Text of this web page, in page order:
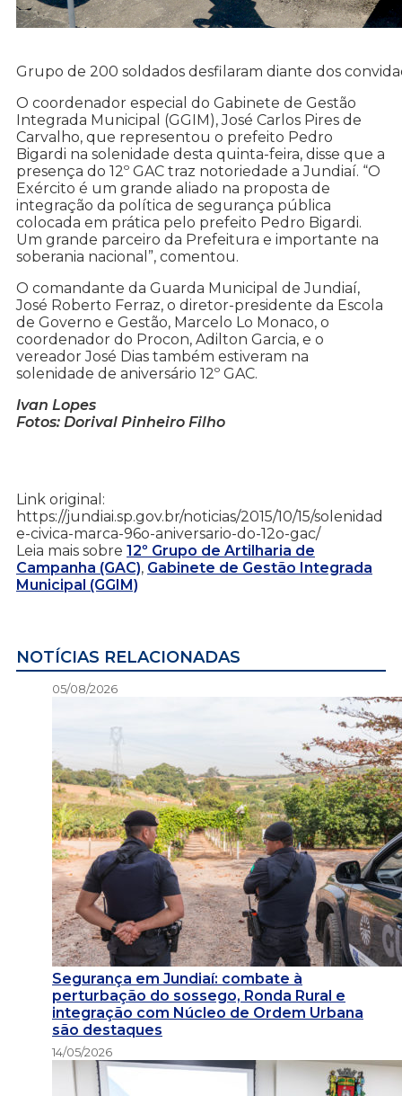
Grupo de 200 soldados desfilaram diante dos
O coordenador especial do Gabinete de Gestão
Integrada Municipal (GGIM), José Carlos Pires de
Carvalho, que representou o prefeito Pedro
Bigardi na solenidade desta quinta-feira, disse que a
presença do 12º GAC traz notoriedade a Jundiaí. “O
Exército é um grande aliado na proposta de
integração da política de segurança pública
colocada em prática pelo prefeito Pedro Bigardi.
Um grande parceiro da Prefeitura e importante na
soberania nacional”, comentou.
O comandante da Guarda Municipal de Jundiaí,
José Roberto Ferraz, o diretor-presidente da Escola
de Governo e Gestão, Marcelo Lo Monaco, o
coordenador do Procon, Adilton Garcia, e o
vereador José Dias também estiveram na
solenidade de aniversário 12º GAC.
Ivan Lopes
Fotos: Dorival Pinheiro Filho
Link original:
https://jundiai.sp.gov.br/noticias/2015/10/15/solenidad
e-civica-marca-96o-aniversario-do-12o-gac/
Leia mais sobre 12º Grupo de Artilharia de
Campanha (GAC), Gabinete de Gestão Integrada
Municipal (GGIM)
NOTÍCIAS RELACIONADAS
05/08/2026
Segurança em Jundiaí: combate à
perturbação do sossego, Ronda Rural e
integração com Núcleo de Ordem Urbana
são destaques
14/05/2026